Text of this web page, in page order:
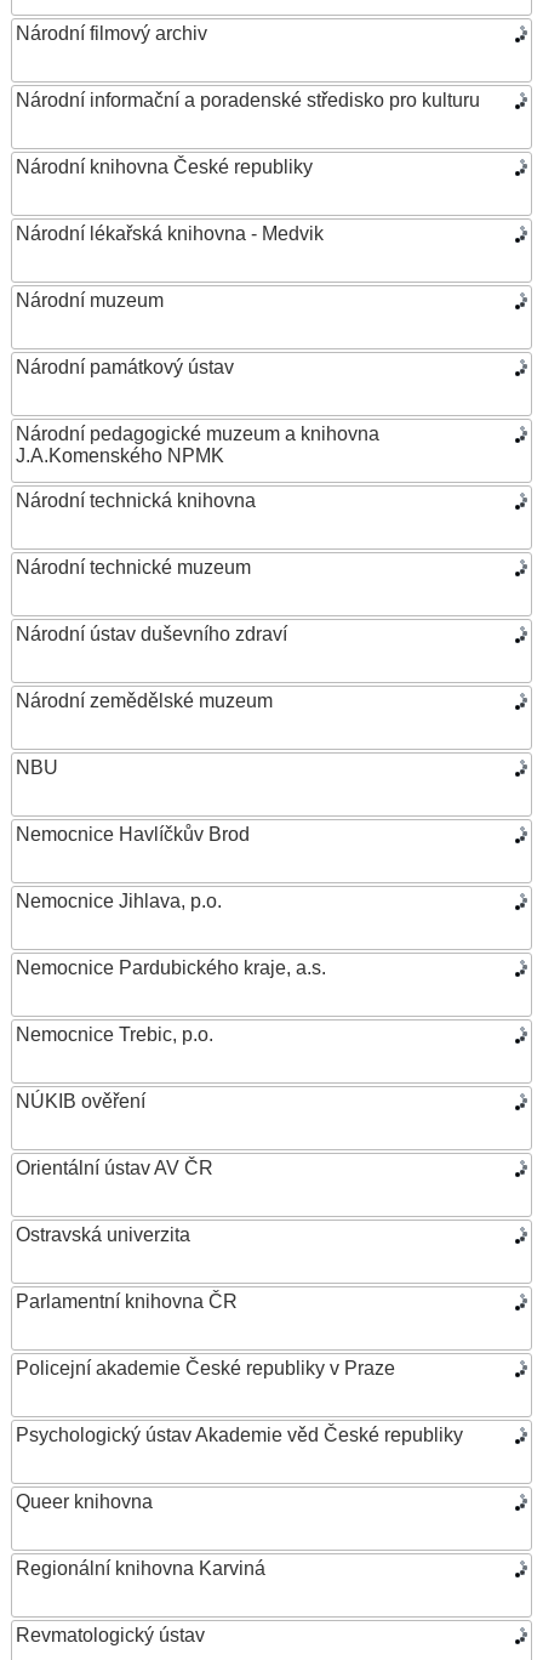
Národní filmový archiv
Národní informační a poradenské středisko pro kulturu
Národní knihovna České republiky
Národní lékařská knihovna - Medvik
Národní muzeum
Národní památkový ústav
Národní pedagogické muzeum a knihovna
J.A.Komenského NPMK
Národní technická knihovna
Národní technické muzeum
Národní ústav duševního zdraví
Národní zemědělské muzeum
NBU
Nemocnice Havlíčkův Brod
Nemocnice Jihlava, p.o.
Nemocnice Pardubického kraje, a.s.
Nemocnice Trebic, p.o.
NÚKIB ověření
Orientální ústav AV ČR
Ostravská univerzita
Parlamentní knihovna ČR
Policejní akademie České republiky v Praze
Psychologický ústav Akademie věd České republiky
Queer knihovna
Regionální knihovna Karviná
Revmatologický ústav